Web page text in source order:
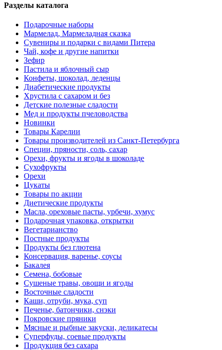
Разделы каталога
Подарочные наборы
Мармелад, Мармеладная сказка
Сувениры и подарки с видами Питера
Чай, кофе и другие напитки
Зефир
Пастила и яблочный сыр
Конфеты, шоколад, леденцы
Диабетические продукты
Хрустила с сахаром и без
Детские полезные сладости
Мед и продукты пчеловодства
Новинки
Товары Карелии
Товары производителей из Санкт-Петербурга
Специи, пряности, соль, сахар
Орехи, фрукты и ягоды в шоколаде
Сухофрукты
Орехи
Цукаты
Товары по акции
Диетические продукты
Масла, ореховые пасты, урбечи, хумус
Подарочная упаковка, открытки
Вегетарианство
Постные продукты
Продукты без глютена
Консервация, варенье, соусы
Бакалея
Семена, бобовые
Сушеные травы, овощи и ягоды
Восточные сладости
Каши, отруби, мука, суп
Печенье, батончики, снэки
Покровские пряники
Мясные и рыбные закуски, деликатесы
Суперфуды, соевые продукты
Продукция без сахара